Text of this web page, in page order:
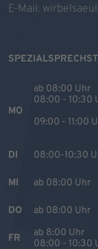
E-Mail:
MO
ab 08:00 Uhr
08:00 - 10:30
09:00 - 11:00
DI 08:00-10:30
MI ab 08:00 Uhr
DO
ab 08:00 Uhr
FR
ab 8:00 Uhr
08:00 - 10:30